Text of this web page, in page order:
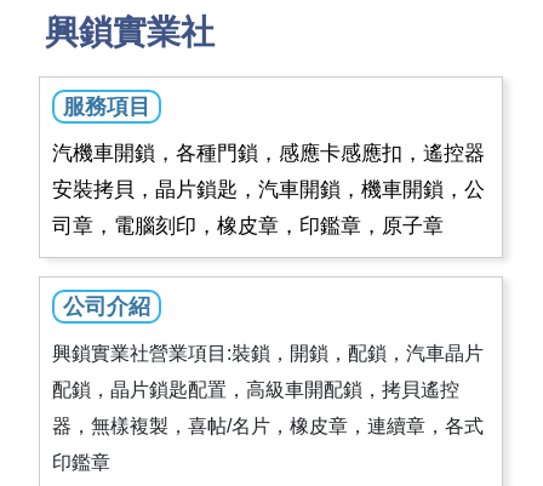
興鎖實業社
服務項目
汽機車開鎖，各種門鎖，感應卡感應扣，遙控器
安裝拷貝，晶片鎖匙，汽車開鎖，機車開鎖，公
司章，電腦刻印，橡皮章，印鑑章，原子章
公司介紹
興鎖實業社營業項目:裝鎖，開鎖，配鎖，汽車晶片
配鎖，晶片鎖匙配置，高級車開配鎖，拷貝遙控
器，無樣複製，喜帖/名片，橡皮章，連續章，各式
印鑑章